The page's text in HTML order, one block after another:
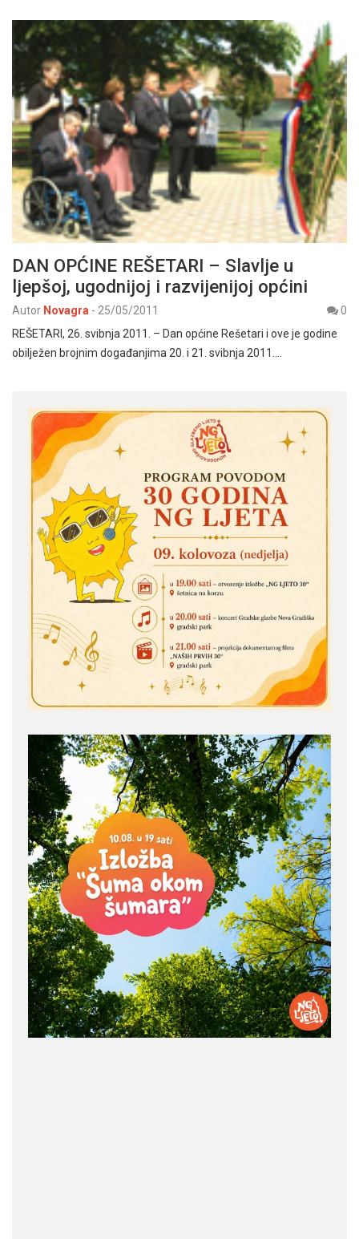
DAN OPĆINE REŠETARI – Slavlje u
ljepšoj, ugodnijoj i razvijenijoj općini
Autor Novagra - 25/05/2011
0
REŠETARI, 26. svibnja 2011. – Dan općine Rešetari i ove je godine
obilježen brojnim događanjima 20. i 21. svibnja 2011.…